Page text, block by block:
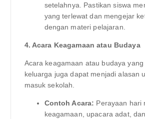
setelahnya. Pastikan siswa
yang terlewat dan mengejar
dengan materi pelajaran.
4. Acara Keagamaan atau Budaya
Acara keagamaan atau budaya
keluarga juga dapat menjadi alasan
masuk sekolah.
Contoh Acara: Perayaan hari
keagamaan, upacara adat,